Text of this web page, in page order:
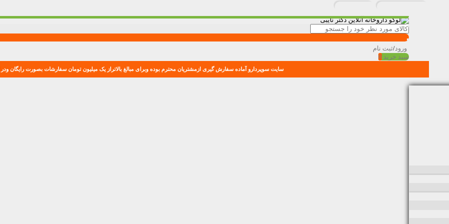
ورود/ثبت نام
سبد خرید 0
سایت سوپردارو آماده سفارش گیری ازمشتریان محترم بوده وبرای مبالغ بالاتراز یک میلیون تومان سفارشات بصورت رایگان